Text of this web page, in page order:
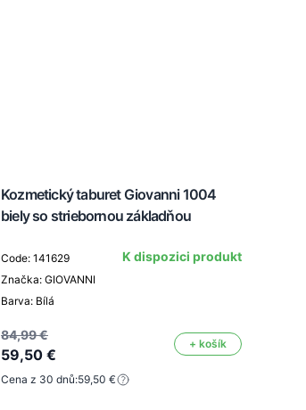
Kozmetický taburet Giovanni 1004
biely so striebornou základňou
Code: 141629
Značka: GIOVANNI
Barva: Bílá
K dispozici produkt
84,99 €
59,50 €
+ košík
Cena z 30 dnů:59,50 €